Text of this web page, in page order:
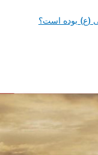
(ع) بوده است؟